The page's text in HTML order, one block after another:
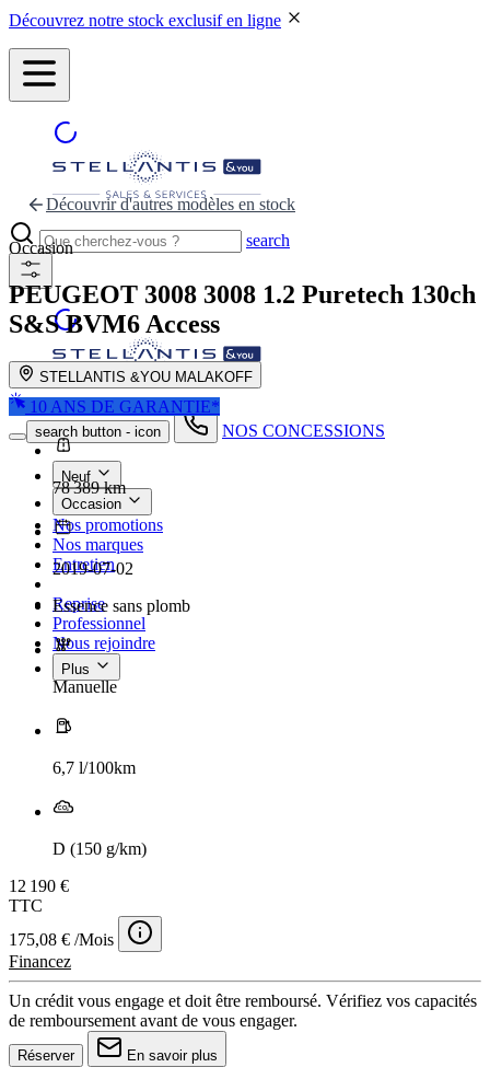
Découvrez notre stock exclusif en ligne
search
search button - icon NOS CONCESSIONS
Neuf
Occasion
Nos promotions
Nos marques
Entretien
Reprise
Professionnel
Nous rejoindre
Plus
Découvrir d'autres modèles en stock
Occasion
PEUGEOT 3008 3008 1.2 Puretech 130ch
S&S BVM6 Access
STELLANTIS &YOU MALAKOFF
10 ANS DE GARANTIE*
78 389 km
2019-07-02
Essence sans plomb
Manuelle
6,7 l/100km
D (150 g/km)
12 190 €
TTC
175,08 € /Mois
Financez
Un crédit vous engage et doit être remboursé. Vérifiez vos capacités
de remboursement avant de vous engager.
Réserver En savoir plus